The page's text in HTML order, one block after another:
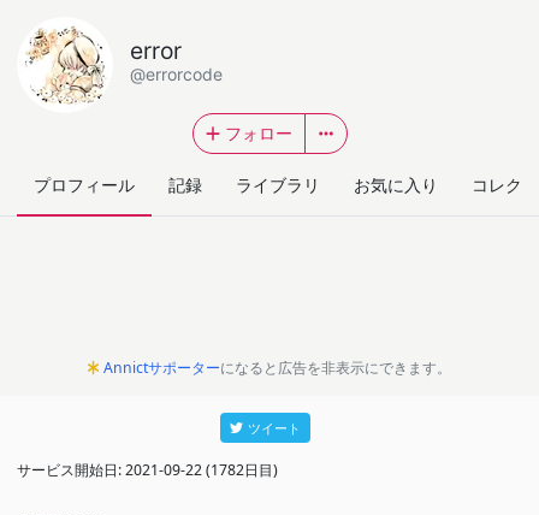
error
@errorcode
フォロー
プロフィール 記録 ライブラリ お気に入り コレク
Annictサポーターになると広告を非表示にできます。
ツイート
サービス開始日: 2021-09-22 (1782日目)